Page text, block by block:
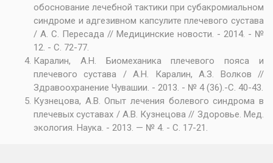
обоснование лечебной тактики при субакромиальном
синдроме и адгезивном капсулите плечевого сустава
/ А. С. Пересада // Медицинские новости. - 2014. - №
12. - С. 72-77.
Каралин, А.Н. Биомеханика плечевого пояса и
плечевого сустава / А.Н. Каралин, А.З. Волков //
Здравоохранение Чувашии. - 2013. - № 4 (36).-С. 40-43.
Кузнецова, A.B. Опыт лечения болевого синдрома в
плечевых суставах / A.B. Кузнецова // Здоровье. Мед.
экология. Наука. - 2013. — № 4. - С. 17-21.